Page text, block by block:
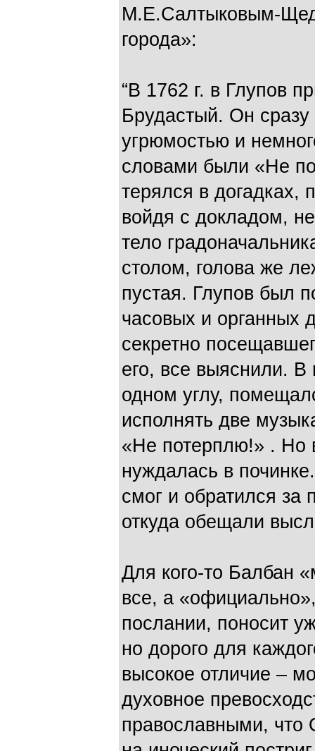
М.Е.Салтыковым-
города»:
“В 1762 г. в Глупов
Брудастый. Он сразу
угрюмостью и
словами были «Не
терялся в догадках,
войдя с докладом,
тело
столом, голова же
пустая. Глупов был
часовых и органных
секретно
его, все выяснили. В
одном углу,
исполнять две
«Не потерплю!» . Но
нуждалась в
смог и обратился за
откуда обещали
Для кого-то Балбан
все, а
послании, поносит
но дорого для
высокое отличие –
духовное
православными,